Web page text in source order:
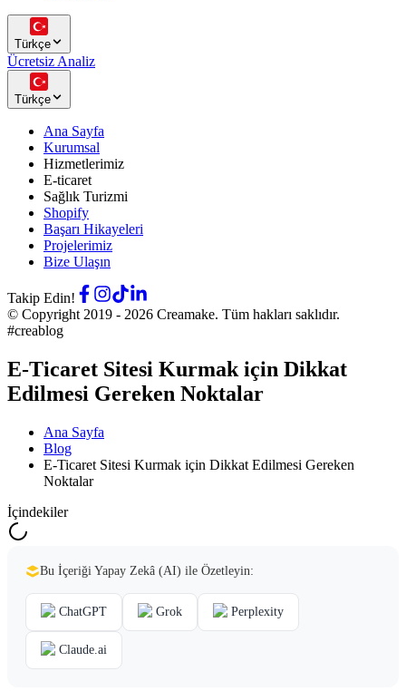
Türkçe
Ücretsiz Analiz
Türkçe
Ana Sayfa
Kurumsal
Hizmetlerimiz
E-ticaret
Sağlık Turizmi
Shopify
Başarı Hikayeleri
Projelerimiz
Bize Ulaşın
Takip Edin!
© Copyright 2019 - 2026 Creamake. Tüm hakları saklıdır.
#creablog
E-Ticaret Sitesi Kurmak için Dikkat
Edilmesi Gereken Noktalar
Ana Sayfa
Blog
E-Ticaret Sitesi Kurmak için Dikkat Edilmesi Gereken
Noktalar
İçindekiler
Bu İçeriği Yapay Zekâ (AI) ile Özetleyin:
ChatGPT Grok Perplexity
Claude.ai